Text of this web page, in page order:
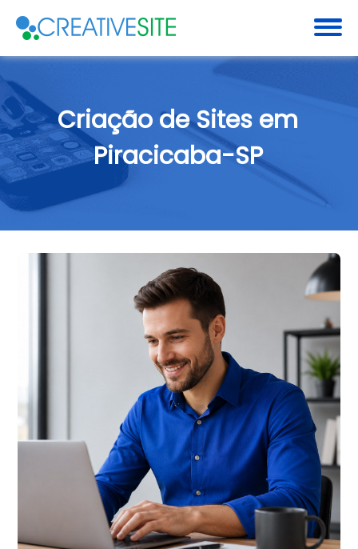
Criação de Sites em
Piracicaba-SP